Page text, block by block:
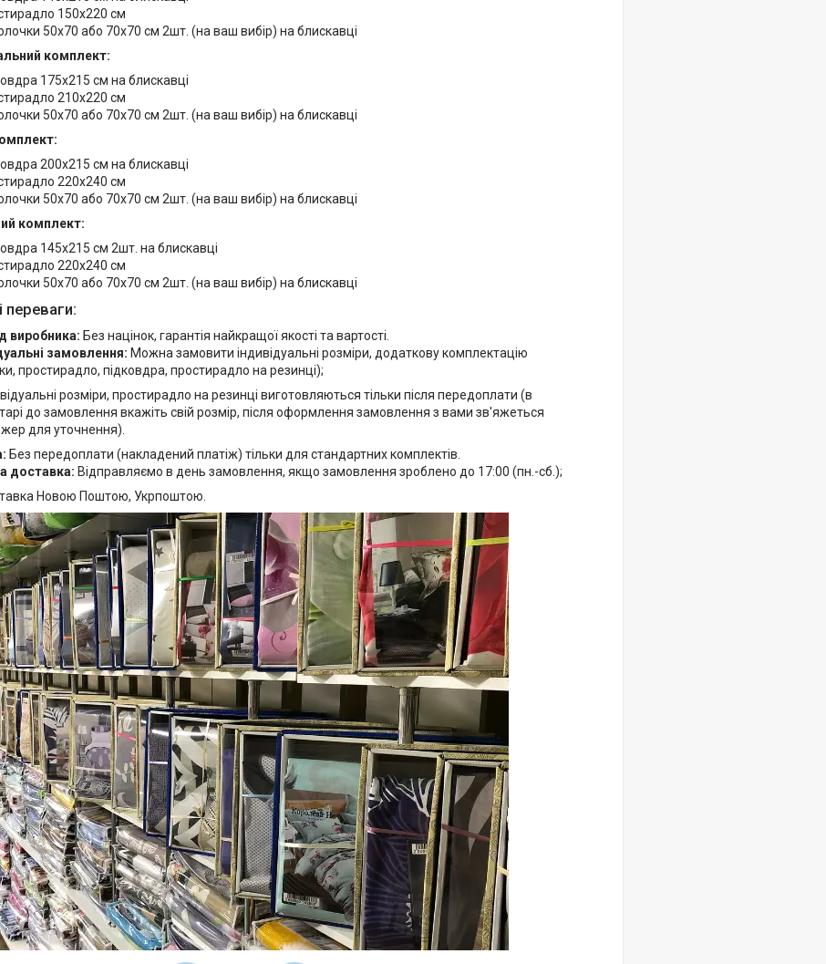
150х220 см
50х70 або 70х70 см 2шт. (на ваш вибір) на блискавці
комплект:
175х215 см на блискавці
210х220 см
50х70 або 70х70 см 2шт. (на ваш вибір) на блискавці
200х215 см на блискавці
220х240 см
50х70 або 70х70 см 2шт. (на ваш вибір) на блискавці
комплект:
145х215 см 2шт. на блискавці
220х240 см
50х70 або 70х70 см 2шт. (на ваш вибір) на блискавці
переваги:
виробника: Без націнок, гарантія найкращої якості та вартості.
замовлення: Можна замовити індивідуальні розміри, додаткову комплектацію
простирадло, підковдра, простирадло на резинці);
розміри, простирадло на резинці виготовляються тільки після передоплати (в
до замовлення вкажіть свій розмір, після оформлення замовлення з вами зв'яжеться
для уточнення).
Без передоплати (накладений платіж) тільки для стандартних комплектів.
доставка: Відправляємо в день замовлення, якщо замовлення зроблено до 17:00 (пн.-сб.);
Новою Поштою, Укрпоштою.